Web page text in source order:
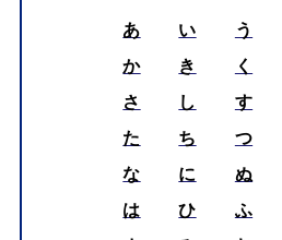
あ い う
か
き く
さ
し す
た
ち つ
な
に ぬ
は
ひ ふ